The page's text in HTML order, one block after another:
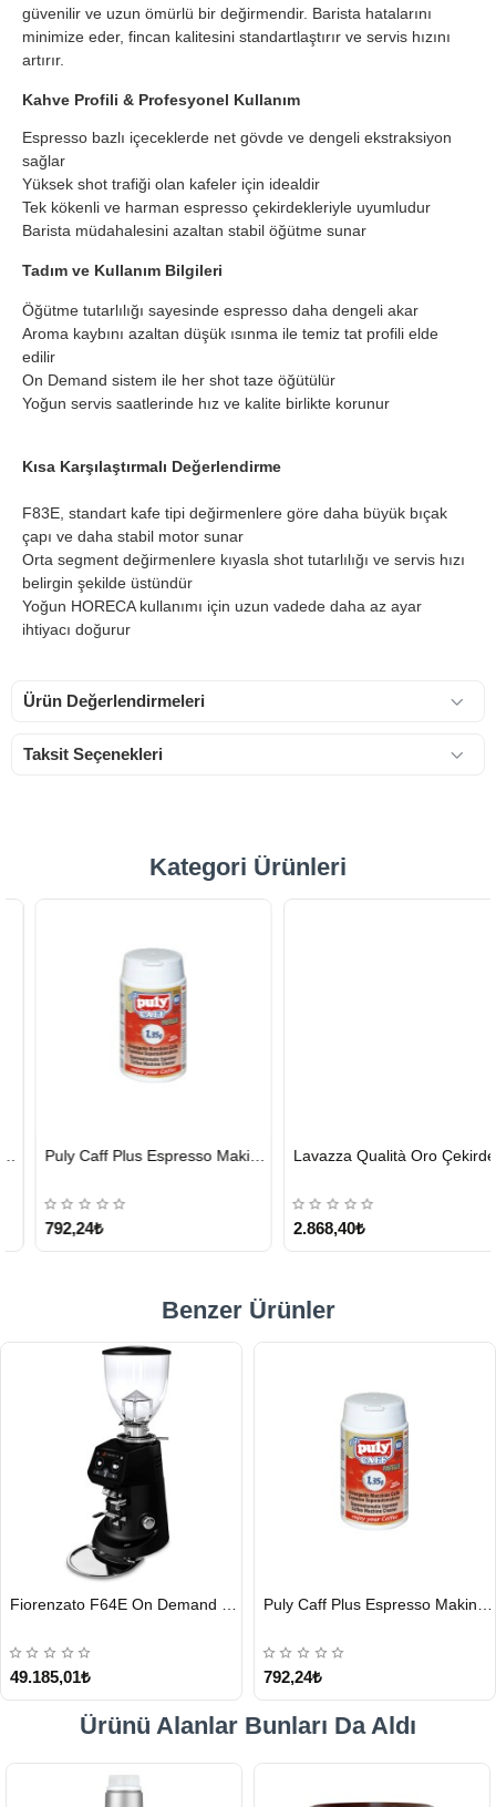
güvenilir ve uzun ömürlü bir değirmendir. Barista hatalarını
minimize eder, fincan kalitesini standartlaştırır ve servis hızını
artırır.
Kahve Profili & Profesyonel Kullanım
Espresso bazlı içeceklerde net gövde ve dengeli ekstraksiyon
sağlar
Yüksek shot trafiği olan kafeler için idealdir
Tek kökenli ve harman espresso çekirdekleriyle uyumludur
Barista müdahalesini azaltan stabil öğütme sunar
Tadım ve Kullanım Bilgileri
Öğütme tutarlılığı sayesinde espresso daha dengeli akar
Aroma kaybını azaltan düşük ısınma ile temiz tat profili elde
edilir
On Demand sistem ile her shot taze öğütülür
Yoğun servis saatlerinde hız ve kalite birlikte korunur
Kısa Karşılaştırmalı Değerlendirme
F83E, standart kafe tipi değirmenlere göre daha büyük bıçak
çapı ve daha stabil motor sunar
Orta segment değirmenlere kıyasla shot tutarlılığı ve servis hızı
belirgin şekilde üstündür
Yoğun HORECA kullanımı için uzun vadede daha az ayar
ihtiyacı doğurur
Ürün Değerlendirmeleri
Taksit Seçenekleri
Kategori Ürünleri
GÖNDERİ
Puly Caff Plus Espresso Makinesi Temizleyici Tablet 100 x 1.35 G
792,24₺
GÖNDERİ
Lavazza Qualità Oro Çekirdek Kahve 1 KG x 2
2.868,40₺
Benzer Ürünler
GÖNDERİ
49.185,01₺
GÖNDERİ
792,24₺
Ürünü Alanlar Bunları Da Aldı